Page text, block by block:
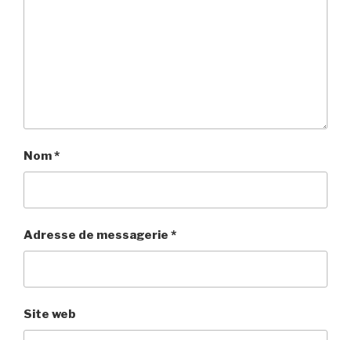
Nom*
Adresse de messagerie *
Site web